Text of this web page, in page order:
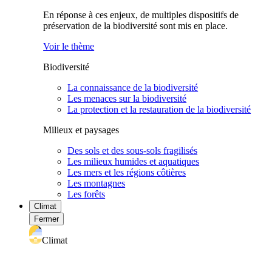
En réponse à ces enjeux, de multiples dispositifs de
préservation de la biodiversité sont mis en place.
Voir le thème
Biodiversité
La connaissance de la biodiversité
Les menaces sur la biodiversité
La protection et la restauration de la biodiversité
Milieux et paysages
Des sols et des sous-sols fragilisés
Les milieux humides et aquatiques
Les mers et les régions côtières
Les montagnes
Les forêts
Climat
Fermer
Climat